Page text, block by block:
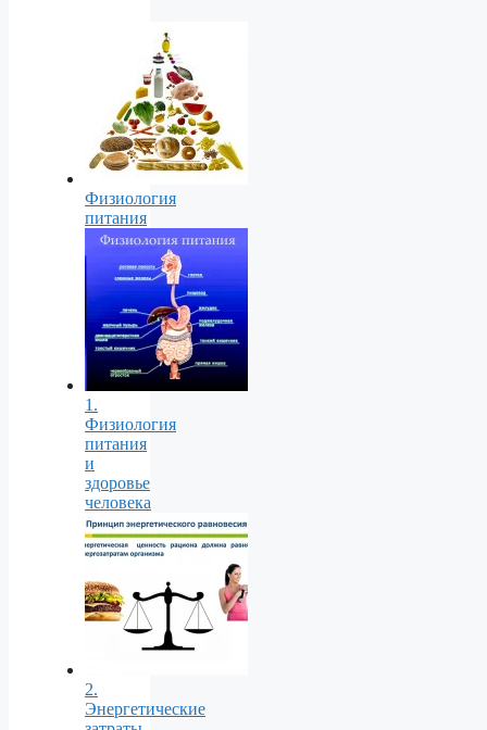
Физиология
питания
1.
Физиология
питания
и
здоровье
человека
2.
Энергетические